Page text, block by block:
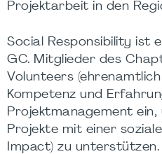
Projektarbeit in den
Social Responsibility ist
GC. Mitglieder des
Volunteers
Kompetenz und
Projektmanagement ein,
Projekte mit einer
Impact) zu unterstützen.